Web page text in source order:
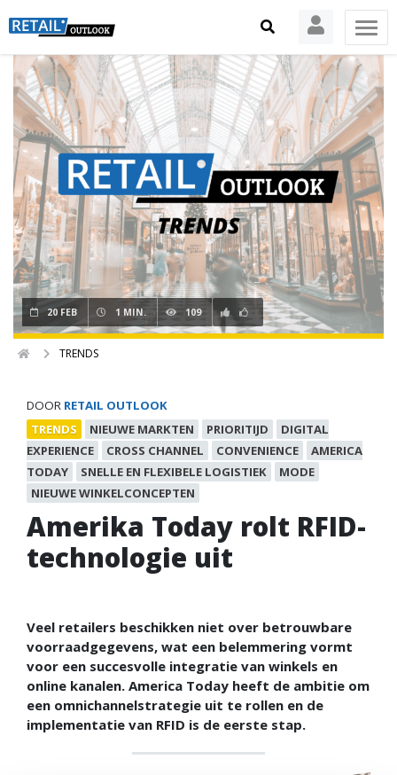
20 FEB 1 MIN. 109
TRENDS
DOOR RETAIL OUTLOOK
TRENDS
NIEUWE MARKTEN PRIORITIJD
DIGITAL
EXPERIENCE
CROSS CHANNEL CONVENIENCE
AMERICA
TODAY
SNELLE EN FLEXIBELE LOGISTIEK
MODE
NIEUWE WINKELCONCEPTEN
Amerika Today rolt RFID-
technologie uit
Veel retailers beschikken niet over betrouwbare
voorraadgegevens, wat een belemmering vormt
voor een succesvolle integratie van winkels en
online kanalen. America Today heeft de ambitie om
een omnichannelstrategie uit te rollen en de
implementatie van RFID is de eerste stap.